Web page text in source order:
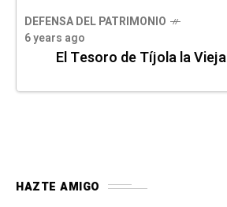
DEFENSA DEL PATRIMONIO
6 years ago
El Tesoro de Tíjola la Vieja
HAZTE AMIGO